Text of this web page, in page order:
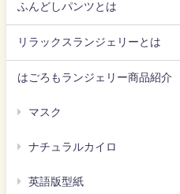
ふんどしパンツとは
リラックスランジェリーとは
はごろもランジェリー商品紹介
マスク
ナチュラルカイロ
英語版型紙